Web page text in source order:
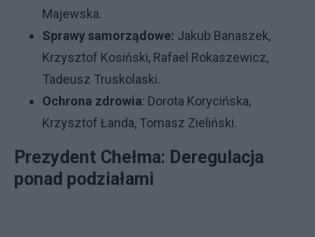
Majewska.
Sprawy samorządowe: Jakub Banaszek,
Krzysztof Kosiński, Rafael Rokaszewicz,
Tadeusz Truskolaski.
Ochrona zdrowia: Dorota Korycińska,
Krzysztof Łanda, Tomasz Zieliński.
Prezydent Chełma: Deregulacja
ponad podziałami